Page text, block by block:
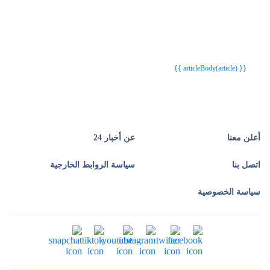
{{ articleBody(article) }}
أعلن معنا عن أخبار 24
اتصل بنا سياسة الروابط الخارجية
سياسة الخصوصية